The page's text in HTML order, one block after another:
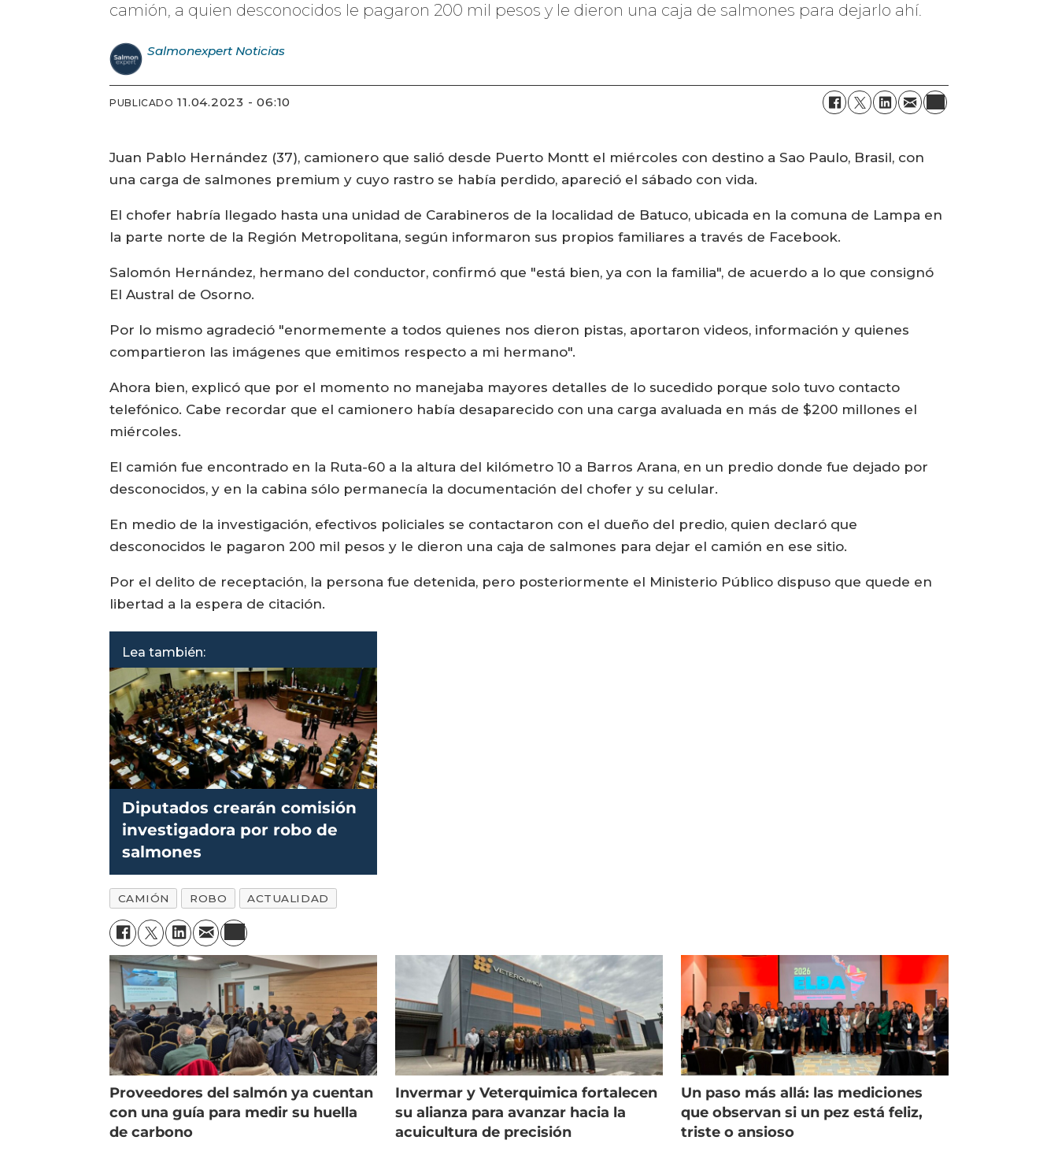
camión, a quien desconocidos le pagaron 200 mil pesos y le dieron una caja de salmones para dejarlo ahí.
Salmonexpert Noticias
PUBLICADO 11.04.2023 - 06:10
Juan Pablo Hernández (37), camionero que salió desde Puerto Montt el miércoles con destino a Sao Paulo, Brasil, con
una carga de salmones premium y cuyo rastro se había perdido, apareció el sábado con vida.
El chofer habría llegado hasta una unidad de Carabineros de la localidad de Batuco, ubicada en la comuna de Lampa en
la parte norte de la Región Metropolitana, según informaron sus propios familiares a través de Facebook.
Salomón Hernández, hermano del conductor, confirmó que "está bien, ya con la familia", de acuerdo a lo que consignó
El Austral de Osorno.
Por lo mismo agradeció "enormemente a todos quienes nos dieron pistas, aportaron videos, información y quienes
compartieron las imágenes que emitimos respecto a mi hermano".
Ahora bien, explicó que por el momento no manejaba mayores detalles de lo sucedido porque solo tuvo contacto
telefónico. Cabe recordar que el camionero había desaparecido con una carga avaluada en más de $200 millones el
miércoles.
El camión fue encontrado en la Ruta-60 a la altura del kilómetro 10 a Barros Arana, en un predio donde fue dejado por
desconocidos, y en la cabina sólo permanecía la documentación del chofer y su celular.
En medio de la investigación, efectivos policiales se contactaron con el dueño del predio, quien declaró que
desconocidos le pagaron 200 mil pesos y le dieron una caja de salmones para dejar el camión en ese sitio.
Por el delito de receptación, la persona fue detenida, pero posteriormente el Ministerio Público dispuso que quede en
libertad a la espera de citación.
Lea también:
Diputados crearán comisión
investigadora por robo de
salmones
CAMIÓN ROBO ACTUALIDAD
Proveedores del salmón ya cuentan
con una guía para medir su huella
de carbono
Invermar y Veterquimica fortalecen
su alianza para avanzar hacia la
acuicultura de precisión
Un paso más allá: las mediciones
que observan si un pez está feliz,
triste o ansioso